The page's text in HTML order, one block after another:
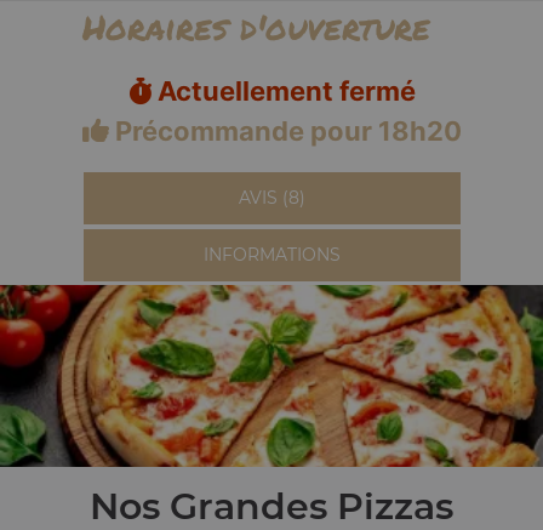
Horaires d'ouverture
Actuellement fermé
Précommande pour 18h20
AVIS (8)
INFORMATIONS
Nos Grandes Pizzas